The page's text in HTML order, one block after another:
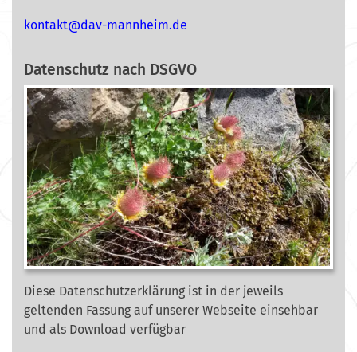
ed.mi
ehnna
m-vad
@tkat
nok
Datenschutz nach DSGVO
Diese Datenschutzerklärung ist in der jeweils
geltenden Fassung auf unserer Webseite einsehbar
und als Download verfügbar